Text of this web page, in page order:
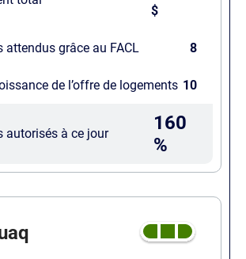
$
attendus grâce au FACL 8
de l’offre de logements 10
autorisés à ce jour
160
%